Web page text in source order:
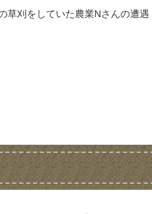
草刈をしていた農業Nさんの遭遇